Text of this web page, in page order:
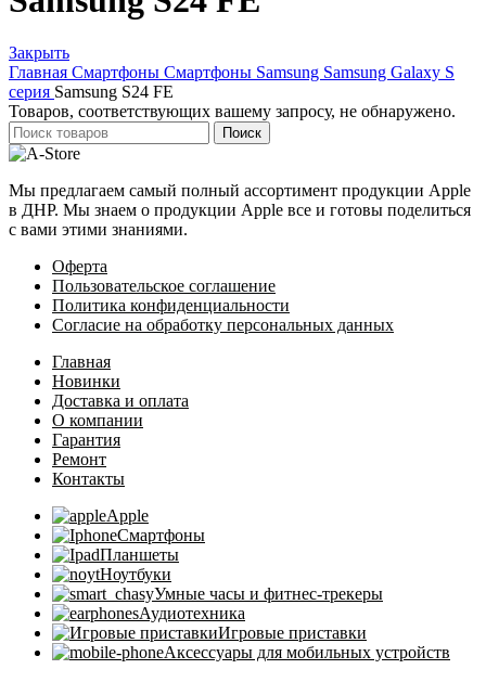
Закрыть
Главная Смартфоны Смартфоны Samsung Samsung Galaxy S
серия Samsung S24 FE
Товаров, соответствующих вашему запросу, не обнаружено.
Поиск
Мы предлагаем самый полный ассортимент продукции Apple
в ДНР. Мы знаем о продукции Apple все и готовы поделиться
с вами этими знаниями.
Оферта
Пользовательское соглашение
Политика конфиденциальности
Согласие на обработку персональных данных
Главная
Новинки
Доставка и оплата
О компании
Гарантия
Ремонт
Контакты
Apple
Смартфоны
Планшеты
Ноутбуки
Умные часы и фитнес-трекеры
Аудиотехника
Игровые приставки
Аксессуары для мобильных устройств